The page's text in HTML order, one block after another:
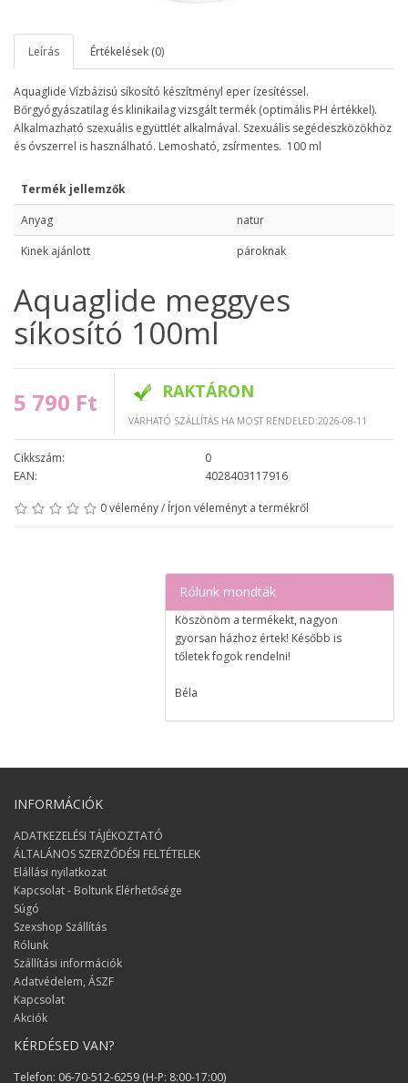
Leírás Értékelések (0)
Aquaglide Vízbázisú síkosító készítményl eper ízesítéssel.
Bőrgyógyászatilag és klinikailag vizsgált termék (optimális PH értékkel).
Alkalmazható szexuális együttlét alkalmával. Szexuális segédeszközökhöz
és óvszerrel is használható. Lemosható, zsírmentes. 100 ml
Termék jellemzők
Anyag
natur
Kinek ajánlott
pároknak
Aquaglide meggyes
síkosító 100ml
5 790 Ft RAKTÁRON
VÁRHATÓ SZÁLLÍTÁS HA MOST RENDELED:2026-08-11
Cikkszám:
0
EAN:
4028403117916
0 vélemény/ Írjon véleményt a termékről
Rólunk mondták
Köszönöm a termékekt, nagyon
gyorsan házhoz értek! Később is
tőletek fogok rendelni!
Béla
Nagyon elégedett voltam a
INFORMÁCIÓK
ADATKEZELÉSI TÁJÉKOZTATÓ
ÁLTALÁNOS SZERZŐDÉSI FELTÉTELEK
Elállási nyilatkozat
Kapcsolat - Boltunk Elérhetősége
Súgó
Szexshop Szállítás
Rólunk
Szállítási információk
Adatvédelem, ÁSZF
Kapcsolat
Akciók
KÉRDÉSED VAN?
Telefon: 06-70-512-6259 (H-P: 8:00-17:00)